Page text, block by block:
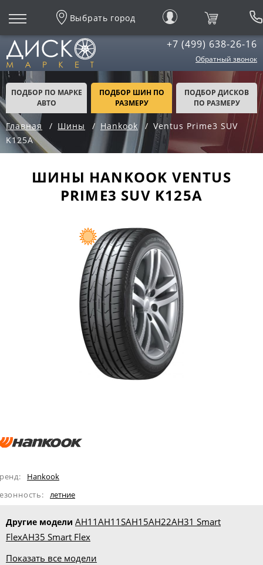
Выбрать город
+7 (499) 638-26-16
Обратный звонок
ПОДБОР ПО МАРКЕ
АВТО
ПОДБОР ШИН ПО
РАЗМЕРУ
ПОДБОР ДИСКОВ
ПО РАЗМЕРУ
Главная Шины Hankook
Ventus Prime3 SUV
K125A
ШИНЫ HANKOOK VENTUS
PRIME3 SUV K125A
Hankook
летние
Другие модели AH11AH11SAH15AH22AH31 Smart
FlexAH35 Smart Flex
Показать все модели